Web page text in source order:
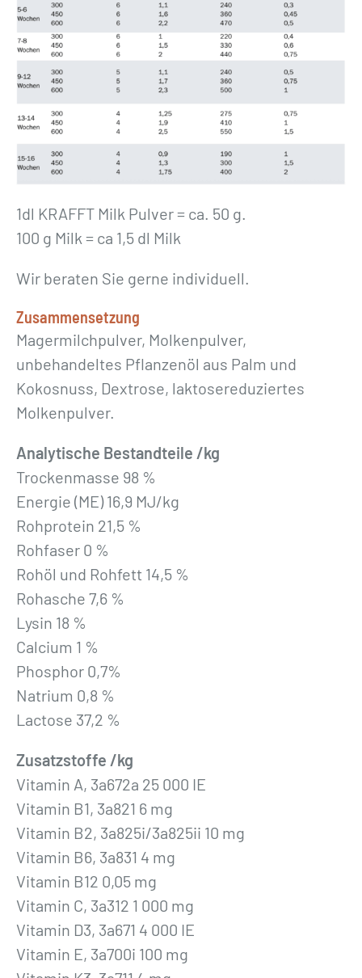
1dl KRAFFT Milk Pulver = ca. 50 g.
100 g Milk = ca 1,5 dl Milk
Wir beraten Sie gerne individuell.
Zusammensetzung
Magermilchpulver, Molkenpulver,
unbehandeltes Pflanzenöl aus Palm und
Kokosnuss, Dextrose, laktosereduziertes
Molkenpulver.
Analytische Bestandteile /kg
Trockenmasse 98 %
Energie (ME) 16,9 MJ/kg
Rohprotein 21,5 %
Rohfaser 0 %
Rohöl und Rohfett 14,5 %
Rohasche 7,6 %
Lysin 18 %
Calcium 1 %
Phosphor 0,7%
Natrium 0,8 %
Lactose 37,2 %
Zusatzstoffe /kg
Vitamin A, 3a672a 25 000 IE
Vitamin B1, 3a821 6 mg
Vitamin B2, 3a825i/3a825ii 10 mg
Vitamin B6, 3a831 4 mg
Vitamin B12 0,05 mg
Vitamin C, 3a312 1 000 mg
Vitamin D3, 3a671 4 000 IE
Vitamin E, 3a700i 100 mg